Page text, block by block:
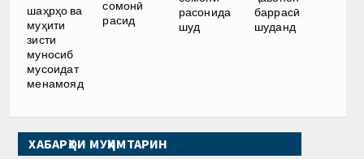
шаҳрҳо ва
муҳити
зисти
муносиб
мусоидат
менамояд
сомонӣ
расид
расонида
шуд
баррасӣ
шуданд
ХАБАРҲОИ МУҲИМТАРИН